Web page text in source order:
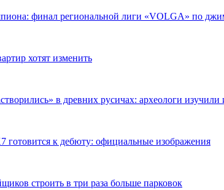
финал региональной лиги «VOLGA» по
хотят изменить
в древних русичах: археологи
готовится к дебюту: официальные изображения
строить в три раза больше парковок